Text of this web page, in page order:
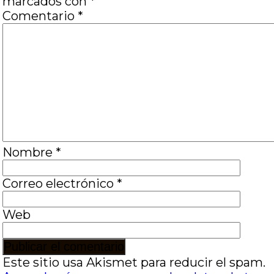
Comentario *
Nombre *
Correo electrónico *
Web
Este sitio usa Akismet para reducir el spam.